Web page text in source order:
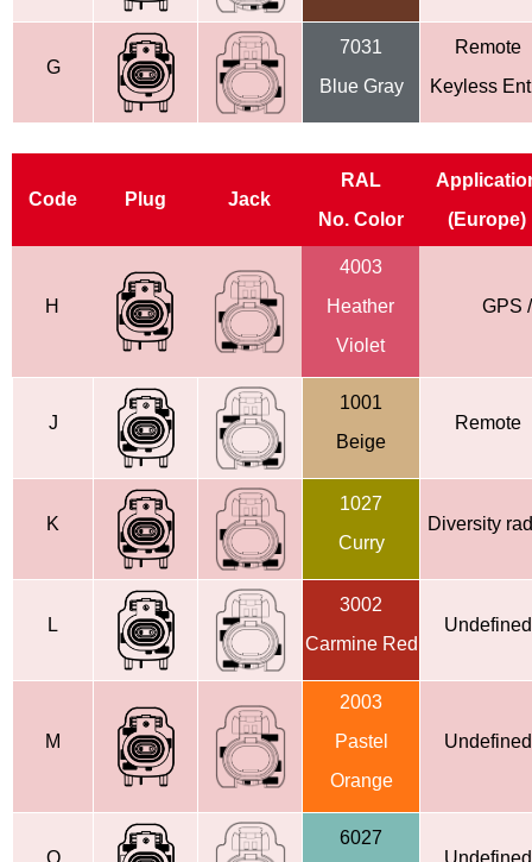
G
7031
Blue Gray
Remote
Keyless
Code Plug Jack
RAL
No. Color
(Europe)
H
4003
Heather
Violet
GPS
J
1001
Beige
Remote
K
1027
Curry
Diversity
L
3002
Carmine Red
Undefined
M
2003
Pastel
Orange
Undefined
6027